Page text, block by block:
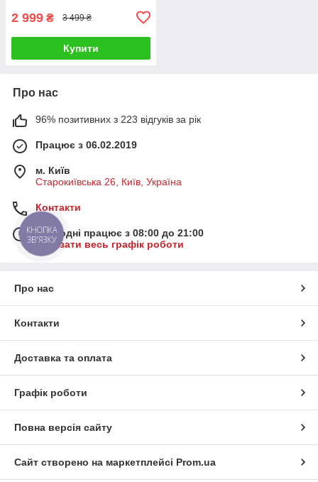
2 999 ₴ 3 499 ₴
Купити
Про нас
96% позитивних з 223 відгуків за рік
Працює з 06.02.2019
м. Київ
Старокиївська 26, Київ, Україна
Контакти
Сьогодні працює з 08:00 до 21:00
Показати весь графік роботи
Про нас
Контакти
Доставка та оплата
Графік роботи
Повна версія сайту
Сайт створено на маркетплейсі Prom.ua
КНОПКА
ЗВ'ЯЗКУ